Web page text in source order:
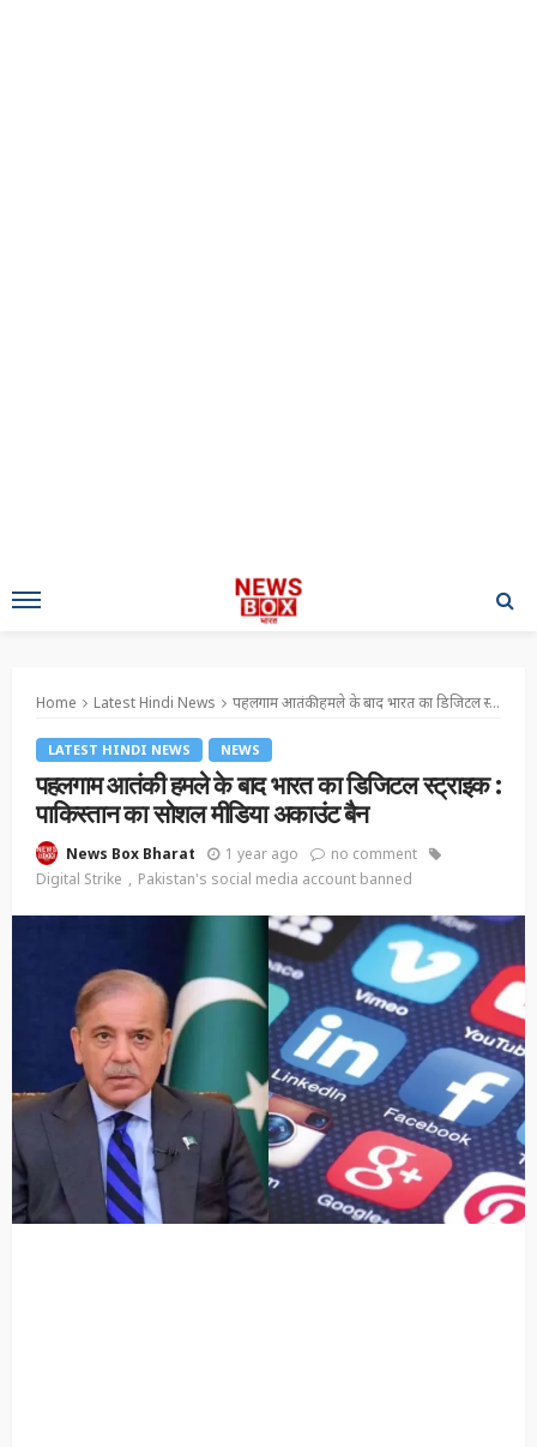
Home Latest Hindi News पहलगाम आतंकी हमले के बाद भारत का डिजिटल स्ट्राइक : पाकिस्तान का सोशल मीडिया अकाउंट बैन
LATEST HINDI NEWS NEWS
पहलगाम आतंकी हमले के बाद भारत का डिजिटल स्ट्राइक :
पाकिस्तान का सोशल मीडिया अकाउंट बैन
News Box Bharat 1 year ago
no comment
Digital Strike
Pakistan's social media account banned